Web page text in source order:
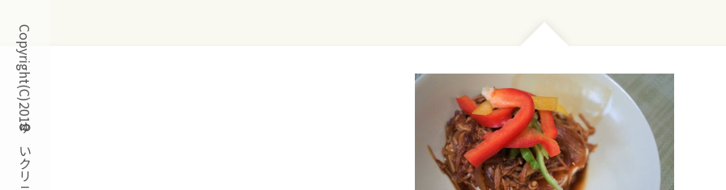
診療料金
妊婦健診
お産について
親と子の結びつき支援